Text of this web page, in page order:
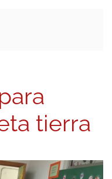
tierra